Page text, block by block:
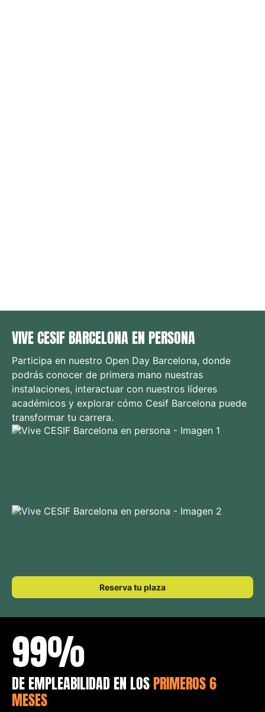
VIVE CESIF BARCELONA EN PERSONA
Participa en nuestro Open Day Barcelona, donde
podrás conocer de primera mano nuestras
instalaciones, interactuar con nuestros líderes
académicos y explorar cómo Cesif Barcelona puede
transformar tu carrera.
Reserva tu plaza
99%
DE EMPLEABILIDAD EN LOSPRIMEROS 6
MESES